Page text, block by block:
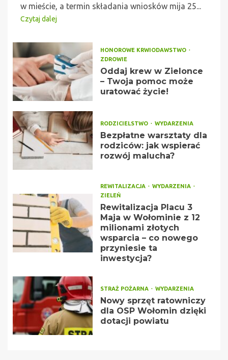
w mieście, a termin składania wniosków mija 25...
Czytaj dalej
HONOROWE KRWIODAWSTWO
ZDROWIE
Oddaj krew w Zielonce
– Twoja pomoc może
uratować życie!
RODZICIELSTWO WYDARZENIA
Bezpłatne warsztaty dla
rodziców: jak wspierać
rozwój malucha?
REWITALIZACJA
WYDARZENIA
ZIELEŃ
Rewitalizacja Placu 3
Maja w Wołominie z 12
milionami złotych
wsparcia – co nowego
przyniesie ta
inwestycja?
STRAŻ POŻARNA WYDARZENIA
Nowy sprzęt ratowniczy
dla OSP Wołomin dzięki
dotacji powiatu